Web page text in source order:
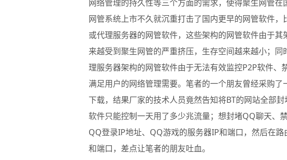
网络管理的持久性等三个方面的需求，使得聚生网管
网管系统上市不久就沉重打击了国内更早的网管软件
或代理服务器的网管软件，这些架构的网管软件由于
来越受到聚生网管的严重挤压，生存空间越来越小；
理服务器架构的网管软件由于无法有效监控P2P软件、
满足用户的网络管理需要。笔者的一个朋友曾经采购
下载，结果厂家的技术人员竟然告知将BT的网站全部
软件只能控制一天用了多少兆流量；想封堵QQ聊天、
QQ登录IP地址、QQ游戏的服务器IP和端口，然后在
和端口，差点让笔者的朋友吐血。